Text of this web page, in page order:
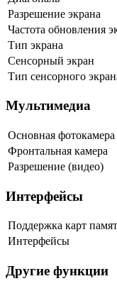
Разрешение экрана
Частота обновления
Тип экрана
Сенсорный экран
Тип сенсорного
Мультимедиа
Основная фотокамера
Фронтальная камера
Разрешение (видео)
Интерфейсы
Поддержка карт
Интерфейсы
Другие функции